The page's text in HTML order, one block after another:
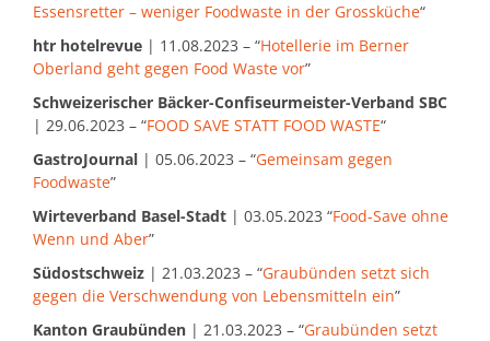
Essensretter – weniger Foodwaste in der Grossküche“
htr hotelrevue | 11.08.2023 – “Hotellerie im Berner
Oberland geht gegen Food Waste vor”
Schweizerischer Bäcker-Confiseurmeister-Verband SBC
| 29.06.2023 – “FOOD SAVE STATT FOOD WASTE“
GastroJournal | 05.06.2023 – “Gemeinsam gegen
Foodwaste”
Wirteverband Basel-Stadt | 03.05.2023 “Food-Save ohne
Wenn und Aber”
Südostschweiz | 21.03.2023 – “Graubünden setzt sich
gegen die Verschwendung von Lebensmitteln ein”
Kanton Graubünden | 21.03.2023 – “Graubünden setzt